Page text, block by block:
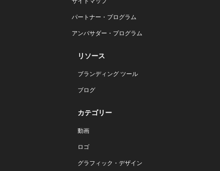
パートナー・プログラム
アンバサダー・プログラム
リソース
ブランディング ツール
ブログ
カテゴリー
動画
ロゴ
グラフィック・デザイン